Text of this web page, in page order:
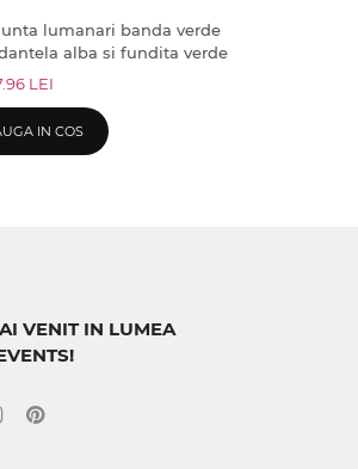
lumanari banda verde
alba si fundita verde
LEI
IN COS
VENIT IN LUMEA